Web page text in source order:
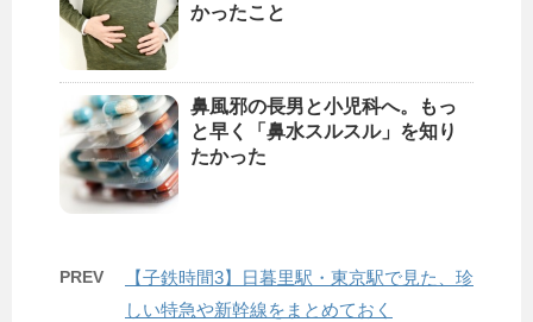
かったこと
鼻風邪の長男と小児科へ。もっ
と早く「鼻水スルスル」を知り
たかった
PREV
【子鉄時間3】日暮里駅・東京駅で見た、珍
しい特急や新幹線をまとめておく